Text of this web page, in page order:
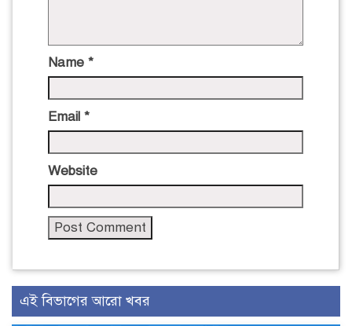
Name *
Email *
Website
এই বিভাগের আরো খবর